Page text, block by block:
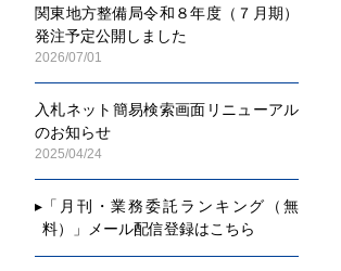
関東地方整備局令和８年度（７月期）
発注予定公開しました
2026/07/01
入札ネット簡易検索画面リニューアル
のお知らせ
2025/04/24
▸ 「月刊・業務委託ランキング（無
料）」メール配信登録はこちら